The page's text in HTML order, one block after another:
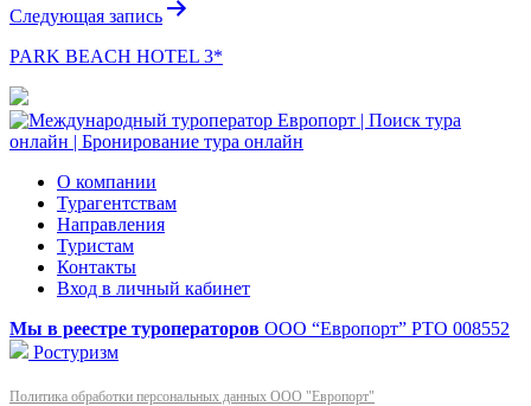
Следующая запись
PARK BEACH HOTEL 3*
О компании
Турагентствам
Направления
Туристам
Контакты
Вход в личный кабинет
Мы в реестре туроператоров ООО “Европорт” РТО 008552
Ростуризм
Политика обработки персональных данных ООО "Европорт"